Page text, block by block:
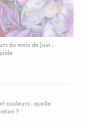
du mois de Juin :
couleurs : quelle
?